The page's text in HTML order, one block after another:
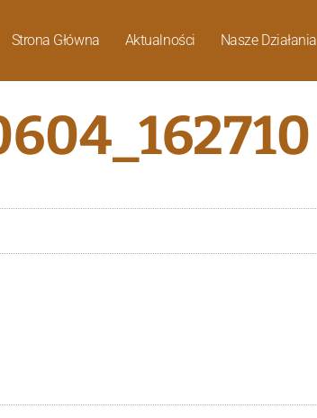
Strona Główna Aktualności Nasze Działania